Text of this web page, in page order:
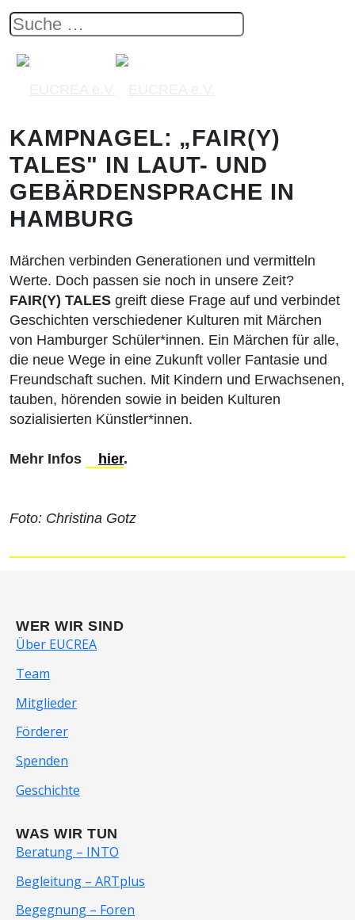
KAMPNAGEL: „FAIR(Y)
TALES" IN LAUT- UND
GEBÄRDENSPRACHE IN
HAMBURG
Märchen verbinden Generationen und vermitteln
Werte. Doch passen sie noch in unsere Zeit?
FAIR(Y) TALES greift diese Frage auf und verbindet
Geschichten verschiedener Kulturen mit Märchen
von Hamburger Schüler*innen. Ein Märchen für alle,
die neue Wege in eine Zukunft voller Fantasie und
Freundschaft suchen. Mit Kindern und Erwachsenen,
tauben, hörenden sowie in beiden Kulturen
sozialisierten Künstler*innen.
Mehr Infos hier.
Foto: Christina Gotz
WER WIR SIND
Über EUCREA
Team
Mitglieder
Förderer
Spenden
Geschichte
WAS WIR TUN
Beratung – INTO
Begleitung – ARTplus
Begegnung – Foren